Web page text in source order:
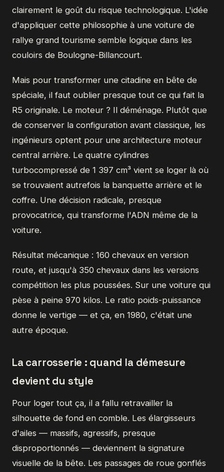
clairement le goût du risque technologique. L'idée
d'appliquer cette philosophie à une voiture de
rallye grand tourisme semble logique dans les
couloirs de Boulogne-Billancourt.
Mais pour transformer une citadine en bête de
spéciale, il faut oublier presque tout ce qui fait la
R5 originale. Le moteur ? Il déménage. Plutôt que
de conserver la configuration avant classique, les
ingénieurs optent pour une architecture moteur
central arrière. Le quatre cylindres
turbocompressé de 1 397 cm³ vient se loger là où
se trouvaient autrefois la banquette arrière et le
coffre. Une décision radicale, presque
provocatrice, qui transforme l'ADN même de la
voiture.
Résultat mécanique : 160 chevaux en version
route, et jusqu'à 350 chevaux dans les versions
compétition les plus poussées. Sur une voiture qui
pèse à peine 970 kilos. Le ratio poids-puissance
donne le vertige — et ça, en 1980, c'était une
autre époque.
La carrosserie : quand la démesure
devient du style
Pour loger tout ça, il a fallu retravailler la
silhouette de fond en comble. Les élargisseurs
d'ailes — massifs, agressifs, presque
disproportionnés — deviennent la signature
visuelle de la bête. Les passages de roue gonflés